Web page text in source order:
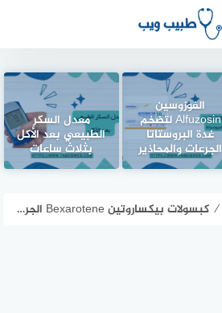
الفوزوسين
Alfuzosin لتضخم
غدة البروستاتا
الجرعات والمحاذير
معدل السكر
الطبيعي بعد الأكل
بثلاث ساعات
⁄ كبسولات بيكساروتين Bexarotene الجرعات والمحاذير